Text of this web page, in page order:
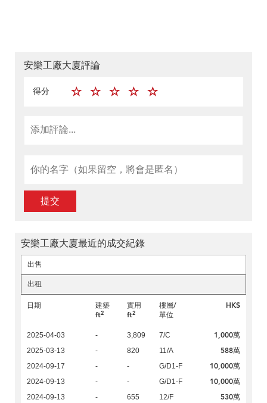
安樂工廠大廈評論
得分
提交
安樂工廠大廈最近的成交紀錄
出售
出租
日期
建築
ft2
實用
ft2
樓層/
單位
HK$
2025-04-03 - 3,809 7/C 1,000萬
2025-03-13 - 820 11/A 588萬
2024-09-17 - - G/D1-F 10,000萬
2024-09-13 - - G/D1-F 10,000萬
2024-09-13 - 655 12/F 530萬